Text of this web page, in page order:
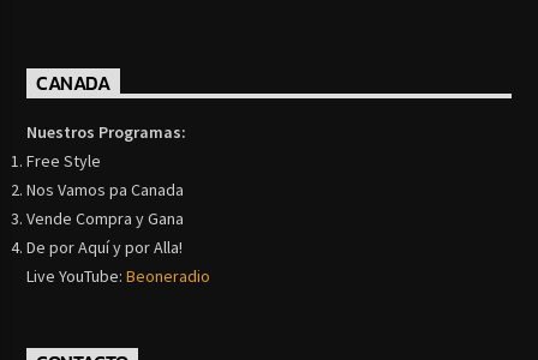
CANADA
Nuestros Programas:
Free Style
Nos Vamos pa Canada
Vende Compra y Gana
De por Aquí y por Alla!
Live YouTube:Beoneradio